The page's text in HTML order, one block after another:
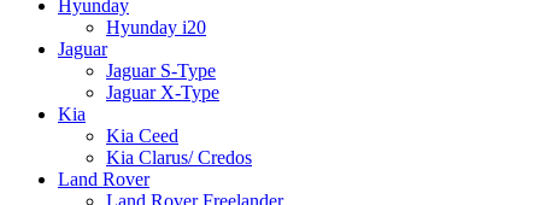
Hyunday
Hyunday i20
Jaguar
Jaguar S-Type
Jaguar X-Type
Kia
Kia Ceed
Kia Clarus/ Credos
Land Rover
Land Rover Freelander